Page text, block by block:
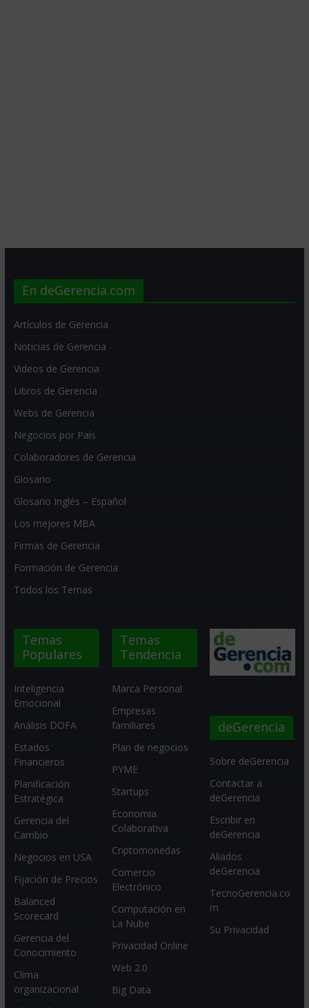
En deGerencia.com
Artículos de Gerencia
Noticias de Gerencia
Videos de Gerencia
Libros de Gerencia
Webs de Gerencia
Negocios por País
Colaboradores de Gerencia
Glosario
Glosario Inglés – Español
Los mejores MBA
Firmas de Gerencia
Formación de Gerencia
Todos los Temas
Temas
Populares
Inteligencia
Emocional
Análisis DOFA
Estados
Financieros
Planificación
Estratégica
Gerencia del
Cambio
Negocios en USA
Fijación de Precios
Balanced
Scorecard
Gerencia del
Conocimiento
Clima
organizacional
Temas
Tendencia
Marca Personal
Empresas
familiares
Plan de negocios
PYME
Startups
Economia
Colaborativa
Criptomonedas
Comercio
Electrónico
Computación en
La Nube
Privacidad Online
Web 2.0
Big Data
deGerencia
Sobre deGerencia
Contactar a
deGerencia
Escribir en
deGerencia
Aliados
deGerencia
TecnoGerencia.co
m
Su Privacidad